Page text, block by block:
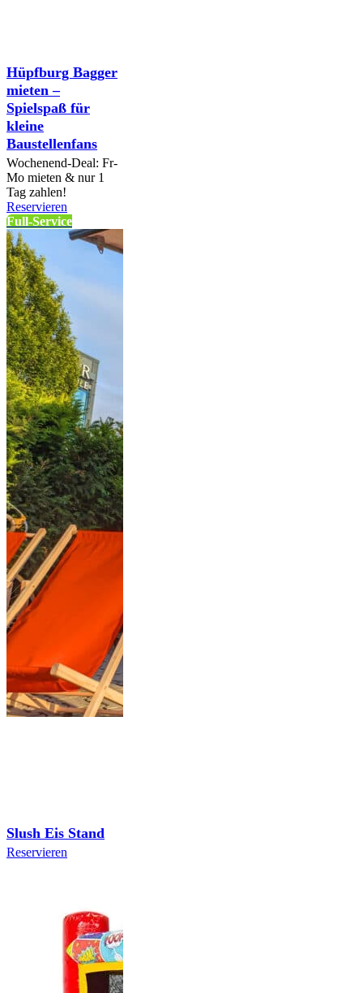
Hüpfburg Bagger
mieten –
Spielspaß für
kleine
Baustellenfans
Wochenend-Deal: Fr-
Mo mieten & nur 1
Tag zahlen!
Reservieren
Full-Service
Slush Eis Stand
Reservieren